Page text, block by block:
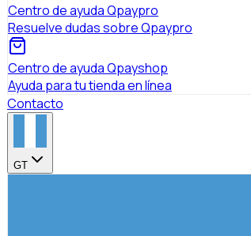
Centro de ayuda Qpaypro
Resuelve dudas sobre Qpaypro
Centro de ayuda Qpayshop
Ayuda para tu tienda en línea
Contacto
GT